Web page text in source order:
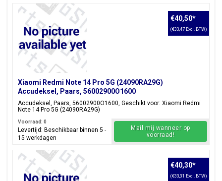
Xiaomi Redmi Note 14 Pro 5G (24090RA29G)
Accudeksel, Paars, 56002900O1600
Accudeksel, Paars, 56002900O1600, Geschikt voor: Xiaomi Redmi
Note 14 Pro 5G (24090RA29G)
€40,50*
(€33,47 Excl. BTW)
Voorraad: 0
Levertijd: Beschikbaar binnen 5 -
15 werkdagen
Mail mij wanneer op
voorraad!
€40,30*
(€33,31 Excl. BTW)